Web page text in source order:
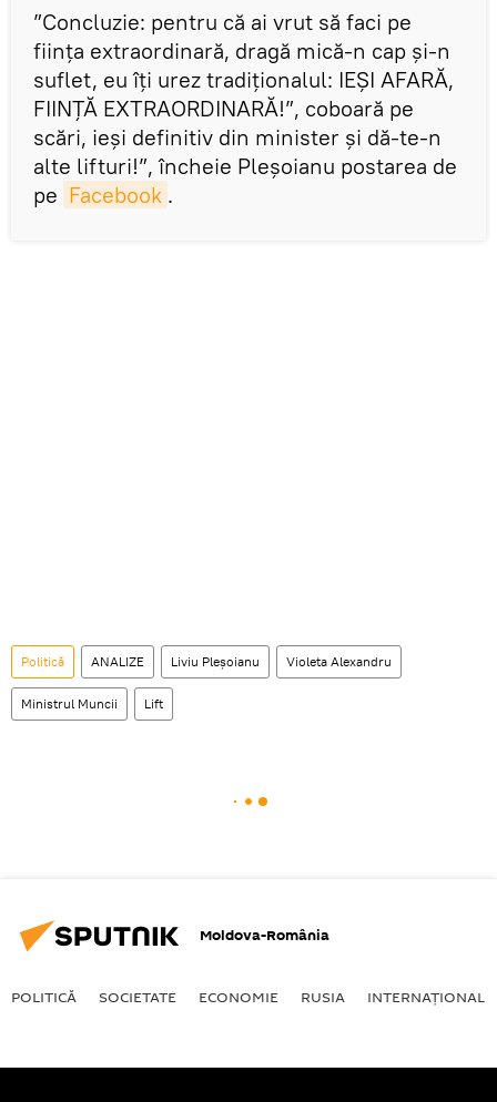
”Concluzie: pentru că ai vrut să faci pe
ființa extraordinară, dragă mică-n cap și-n
suflet, eu îți urez tradiționalul: IEȘI AFARĂ,
FIINȚĂ EXTRAORDINARĂ!”, coboară pe
scări, ieși definitiv din minister și dă-te-n
alte lifturi!”, încheie Pleșoianu postarea de
pe Facebook .
Politică ANALIZE Liviu Pleșoianu Violeta Alexandru
Ministrul Muncii Lift
Moldova-România
POLITICĂ SOCIETATE ECONOMIE RUSIA INTERNAŢIONAL